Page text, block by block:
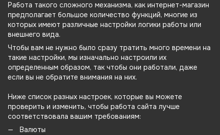
Работа такого сложного механизма, как интернет-магазин
предполагает большое количество функций, многие из
которых имеют различные настройки логики работы или
внешнего вида.
Чтобы вам не нужно было сразу тратить много времени на
такие настройки, мы изначально настроили их
определенным образом, так чтобы они работали, даже
если вы не обратите внимания на них.
Ниже список разных настроек, которые вы можете
проверить и изменить, чтобы работа сайта лучше
соответствовала вашим требованиям:
Валюты